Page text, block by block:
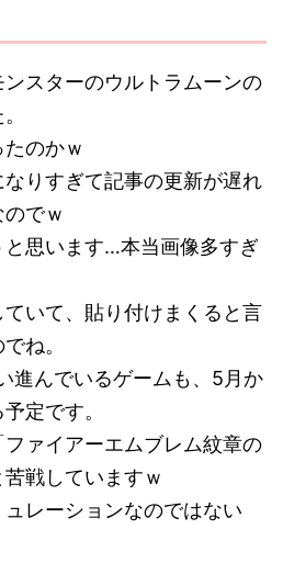
スターのウルトラムーンの
のかｗ
りすぎて記事の更新が遅れ
でｗ
と思います…本当画像多すぎ
いて、貼り付けまくると言
ね。
進んでいるゲームも、5月か
定です。
ァイアーエムブレム紋章の
戦していますｗ
レーションなのではない